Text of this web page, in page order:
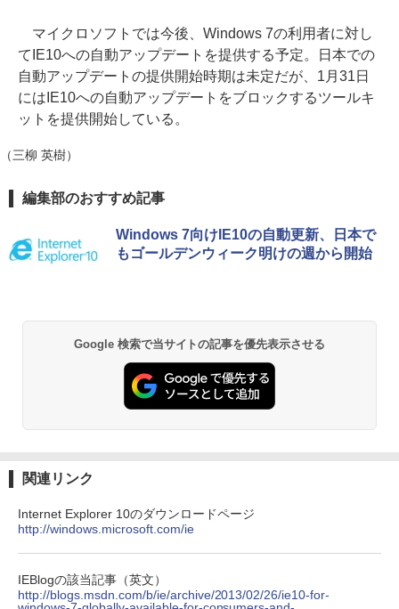
マイクロソフトでは今後、Windows 7の利用者に対し
てIE10への自動アップデートを提供する予定。日本での
自動アップデートの提供開始時期は未定だが、1月31日
にはIE10への自動アップデートをブロックするツールキ
ットを提供開始している。
（三柳 英樹）
編集部のおすすめ記事
Windows 7向けIE10の自動更新、日本で
もゴールデンウィーク明けの週から開始
Google 検索で当サイトの記事を優先表示させる
関連リンク
Internet Explorer 10のダウンロードページ
http://windows.microsoft.com/ie
IEBlogの該当記事（英文）
http://blogs.msdn.com/b/ie/archive/2013/02/26/ie10-for-